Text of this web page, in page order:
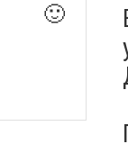
🙂